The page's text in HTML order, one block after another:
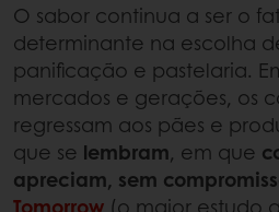
O sabor continua a ser o
determinante na escolha
panificação e pastelaria.
mercados e gerações, os
regressam aos pães e
que se lembram, em que
apreciam, sem